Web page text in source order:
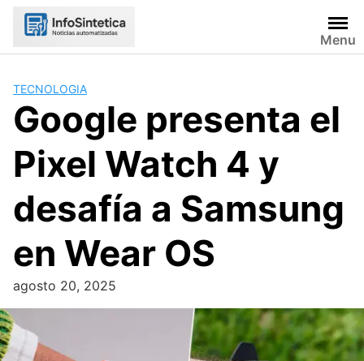
Skip
Menu
TECNOLOGIA
Google presenta el
Pixel Watch 4 y
desafía a Samsung
en Wear OS
agosto 20, 2025